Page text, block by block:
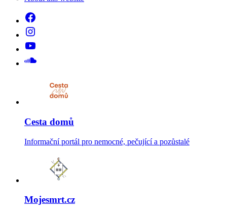
Cesta domů
Informační portál pro nemocné, pečující a pozůstalé
Mojesmrt.cz